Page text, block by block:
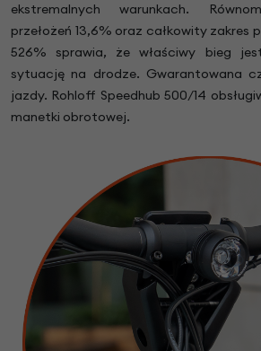
ekstremalnych warunkach.
przełożeń 13,6% oraz całkowity zakres
526% sprawia, że właściwy bieg
sytuację na drodze. Gwarantowana
jazdy. Rohloff Speedhub 500/14
manetki obrotowej.